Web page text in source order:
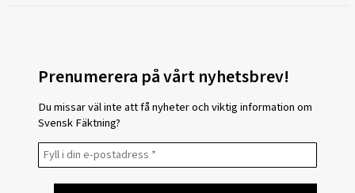
Prenumerera på vårt nyhetsbrev!
Du missar väl inte att få nyheter och viktig information om
Svensk Fäktning?